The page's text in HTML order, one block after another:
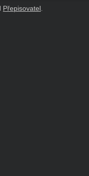
Přepisovatel .